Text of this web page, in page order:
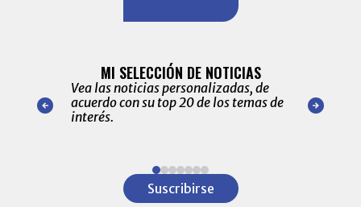
nuestro
para
MI SELECCIÓN DE NOTICIAS
Vea las noticias personalizadas, de
acuerdo con su top 20 de los temas de
interés.
de las
Suscribirse